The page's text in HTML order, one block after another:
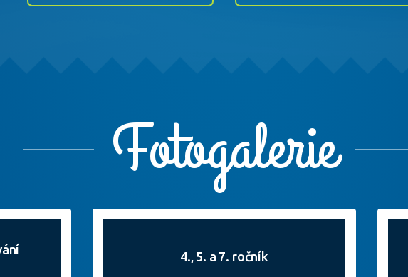
Fotogalerie
4., 5. a 7. ročník